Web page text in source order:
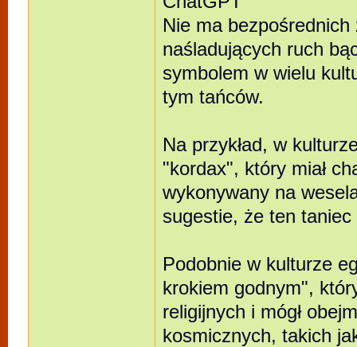
Nie ma bezpośrednich
naśladujących ruch
symbolem w wielu
tym tańców.
Na przykład, w
"kordax", który miał
wykonywany na
sugestie, że ten taniec
Podobnie w kulturze
krokiem godnym",
religijnych i mógł
kosmicznych, takich